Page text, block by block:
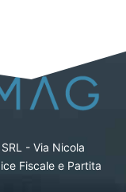
- Via Nicola
Fiscale e Partita